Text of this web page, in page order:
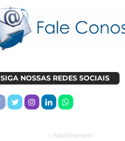
SIGA NOSSAS REDES SOCIAIS
- Advertisement -